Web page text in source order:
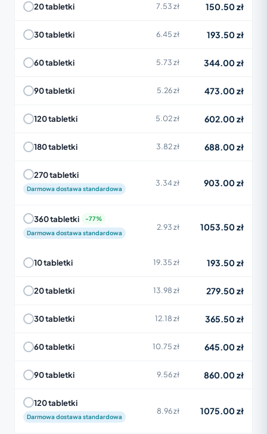
20 tabletki 7.53 zł 150.50 zł
30 tabletki 6.45 zł 193.50 zł
60 tabletki 5.73 zł 344.00 zł
90 tabletki 5.26 zł 473.00 zł
120 tabletki 5.02 zł 602.00 zł
180 tabletki 3.82 zł 688.00 zł
270 tabletki
Darmowa dostawa standardowa
3.34 zł 903.00 zł
360 tabletki
Darmowa dostawa standardowa
2.93 zł 1053.50 zł
10 tabletki 19.35 zł 193.50 zł
20 tabletki 13.98 zł 279.50 zł
30 tabletki 12.18 zł 365.50 zł
60 tabletki 10.75 zł 645.00 zł
90 tabletki 9.56 zł 860.00 zł
120 tabletki
Darmowa dostawa standardowa
8.96 zł 1075.00 zł